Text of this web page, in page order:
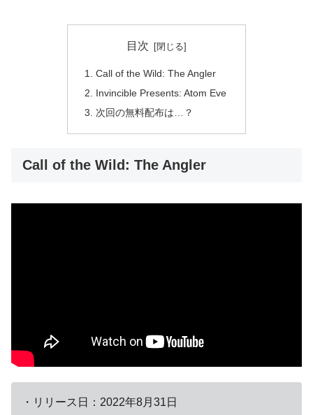
目次
Call of the Wild: The Angler
Invincible Presents: Atom Eve
次回の無料配布は…？
Call of the Wild: The Angler
・リリース日： 2022年8月31日